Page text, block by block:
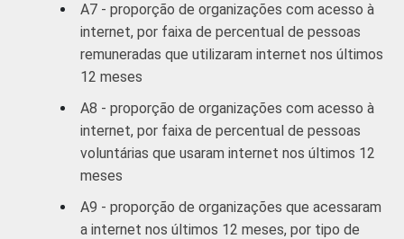
A7 - proporção de organizações com acesso à
internet, por faixa de percentual de pessoas
remuneradas que utilizaram internet nos últimos
12 meses
A8 - proporção de organizações com acesso à
internet, por faixa de percentual de pessoas
voluntárias que usaram internet nos últimos 12
meses
A9 - proporção de organizações que acessaram
a internet nos últimos 12 meses, por tipo de